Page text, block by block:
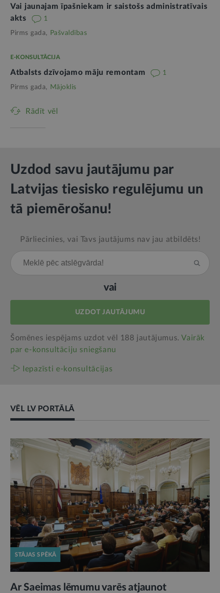
Vai jaunajam īpašniekam ir saistošs administratīvais
akts
1
Pirms gada, Pašvaldības
E-KONSULTĀCIJA
Atbalsts dzīvojamo māju remontam 1
Pirms gada, Mājoklis
Rādīt vēl
Uzdod savu jautājumu par
Latvijas tiesisko regulējumu un
tā piemērošanu!
Pārliecinies, vai Tavs jautājums nav jau atbildēts!
vai
UZDOT JAUTĀJUMU
Šomēnes iespējams uzdot vēl 188 jautājumus.Vairāk
par e‑konsultāciju sniegšanu
Iepazīsti e-konsultācijas
VĒL LV PORTĀLĀ
STĀJAS SPĒKĀ
Ar Saeimas lēmumu varēs atjaunot